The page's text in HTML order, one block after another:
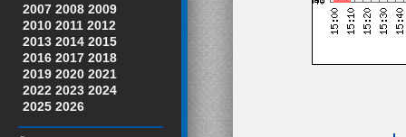
2007 2008 2009
2010 2011 2012
2013 2014 2015
2016 2017 2018
2019 2020 2021
2022 2023 2024
2025 2026